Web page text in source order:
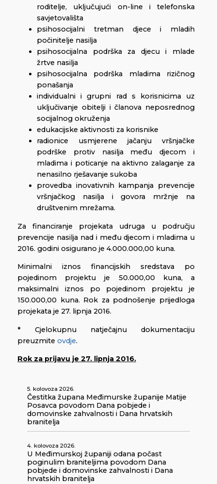
roditelje, uključujući on-line i telefonska
savjetovališta
psihosocijalni tretman djece i mladih
počinitelje nasilja
psihosocijalna podrška za djecu i mlade
žrtve nasilja
psihosocijalna podrška mladima rizičnog
ponašanja
individualni i grupni rad s korisnicima uz
uključivanje obitelji i članova neposrednog
socijalnog okruženja
edukacijske aktivnosti za korisnike
radionice usmjerene jačanju vršnjačke
podrške protiv nasilja među djecom i
mladima i poticanje na aktivno zalaganje za
nenasilno rješavanje sukoba
provedba inovativnih kampanja prevencije
vršnjačkog nasilja i govora mržnje na
društvenim mrežama.
Za financiranje projekata udruga u području
prevencije nasilja nad i među djecom i mladima u
2016. godini osigurano je 4.000.000,00 kuna.
Minimalni iznos financijskih sredstava po
pojedinom projektu je 50.000,00 kuna, a
maksimalni iznos po pojedinom projektu je
150.000,00 kuna. Rok za podnošenje prijedloga
projekata je 27. lipnja 2016.
* Cjelokupnu natječajnu dokumentaciju
preuzmite ovdje.
Rok za prijavu je 27. lipnja 2016.
5. kolovoza 2026.
Čestitka župana Međimurske županije Matije
Posavca povodom Dana pobjede i
domovinske zahvalnosti i Dana hrvatskih
branitelja
4. kolovoza 2026.
U Međimurskoj županiji odana počast
poginulim braniteljima povodom Dana
pobjede i domovinske zahvalnosti i Dana
hrvatskih branitelja